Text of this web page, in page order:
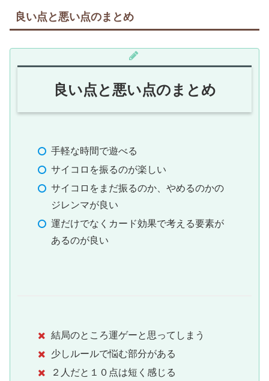
良い点と悪い点のまとめ
良い点と悪い点のまとめ
手軽な時間で遊べる
サイコロを振るのが楽しい
サイコロをまだ振るのか、やめるのかの
ジレンマが良い
運だけでなくカード効果で考える要素が
あるのが良い
結局のところ運ゲーと思ってしまう
少しルールで悩む部分がある
２人だと１０点は短く感じる